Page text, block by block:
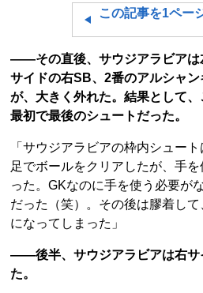
この記事を1ペー
――その直後、サウジアラビアは
サイドの右SB、2番のアルシャ
が、大きく外れた。結果として
最初で最後のシュートだった。
「サウジアラビアの枠内シュー
足でボールをクリアしたが、手
った。GKなのに手を使う必要が
だった（笑）。その後は膠着し
になってしまった」
――後半、サウジアラビアは右サ
た。